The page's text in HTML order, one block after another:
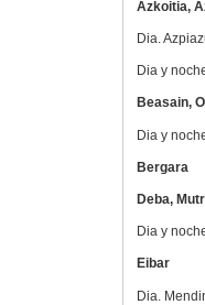
Azkoitia,
Dia.
Dia y
Beasain,
Dia y
Bergara
Deba,
Dia y
Eibar
Dia.